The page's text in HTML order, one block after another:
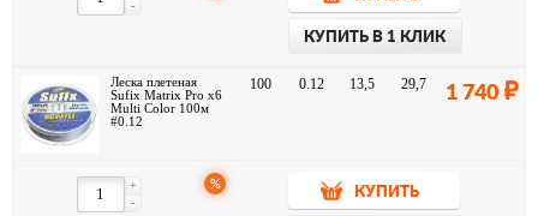
-
КУПИТЬ В 1 КЛИК
Леска плетеная
Sufix Matrix Pro x6
Multi Color 100м
#0.12
100 0.12 13,5 29,7 1 740
-
+ %
КУПИТЬ